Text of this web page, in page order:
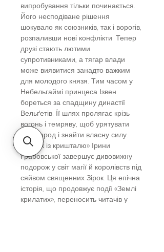
випробування тільки починається.
Його несподіване рішення
шокувало як союзників, так і ворогів,
розпаливши нові конфлікти. Тепер
друзі стають лютими
супротивниками, а тягар влади
може виявитися занадто важким
для молодого князя. Тим часом у
Небельгаймі принцеса Ізвен
бореться за спадщину династії
Вельґетів. Її шлях пролягає крізь
вогонь і темряву, щоб урятувати
свій народ і знайти власну силу.
«Замок із кришталю» Ірини
Грабовської завершує дивовижну
подорож у світ магії й королівств під
сяйвом священних Зірок. Ця епічна
історія, що продовжує події «Землі
крилатих», переносить читачів у